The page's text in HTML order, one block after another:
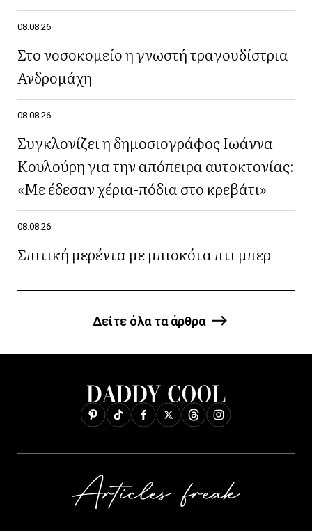
08.08.26
Στο νοσοκομείο η γνωστή τραγουδίστρια
Ανδρομάχη
08.08.26
Συγκλονίζει η δημοσιογράφος Ιωάννα
Κουλούρη για την απόπειρα αυτοκτονίας:
«Με έδεσαν χέρια-πόδια στο κρεβάτι»
08.08.26
Σπιτική μερέντα με μπισκότα πτι μπερ
Δείτε όλα τα άρθρα